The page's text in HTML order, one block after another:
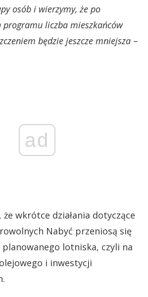
osób i wierzymy, że po
liczba mieszkańców
będzie jeszcze mniejsza –
ad
że wkrótce działania dotyczące
Nabyć przeniosą się
planowanego lotniska, czyli na
i inwestycji